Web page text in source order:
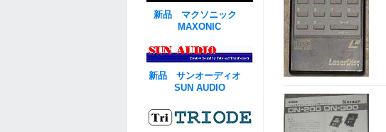
新品 マクソニック
MAXONIC
新品 サンオーディオ
SUN AUDIO